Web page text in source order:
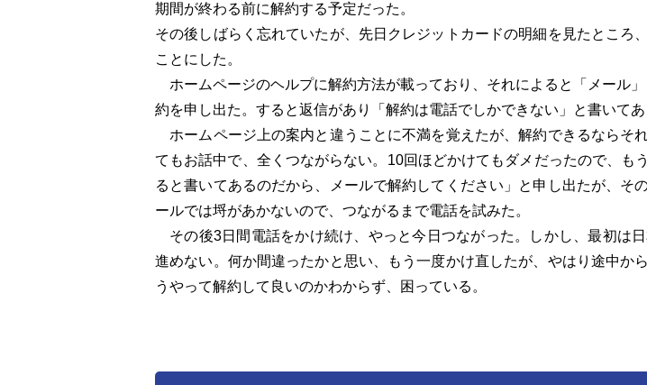
期間が終わる前に解約する予定だった。
その後しばらく忘れていたが、先日クレジットカードの明細を見たところ
ことにした。
ホームページのヘルプに解約方法が載っており、それによると「メール
約を申し出た。すると返信があり「解約は電話でしかできない」と書いてあ
ホームページ上の案内と違うことに不満を覚えたが、解約できるならそ
てもお話中で、全くつながらない。10回ほどかけてもダメだったので、
ると書いてあるのだから、メールで解約してください」と申し出たが、そ
ールでは埒があかないので、つながるまで電話を試みた。
その後3日間電話をかけ続け、やっと今日つながった。しかし、最初は
進めない。何か間違ったかと思い、もう一度かけ直したが、やはり途中
うやって解約して良いのかわからず、困っている。